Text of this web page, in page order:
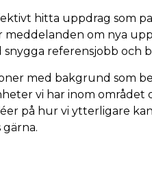
hitta uppdrag som
om nya
referensjobb och
med bakgrund som
vi har inom
på hur vi ytterligare